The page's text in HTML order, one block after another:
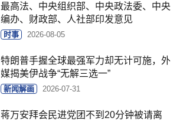
最高法、中央组织部、中央政法委、中央
编办、财政部、人社部印发意见
时事 2026-08-05
特朗普手握全球最强军力却无计可施，外
媒揭美伊战争“无解三选一”
新闻解画 2026-07-31
蒋万安拜会民进党团不到20分钟被请离